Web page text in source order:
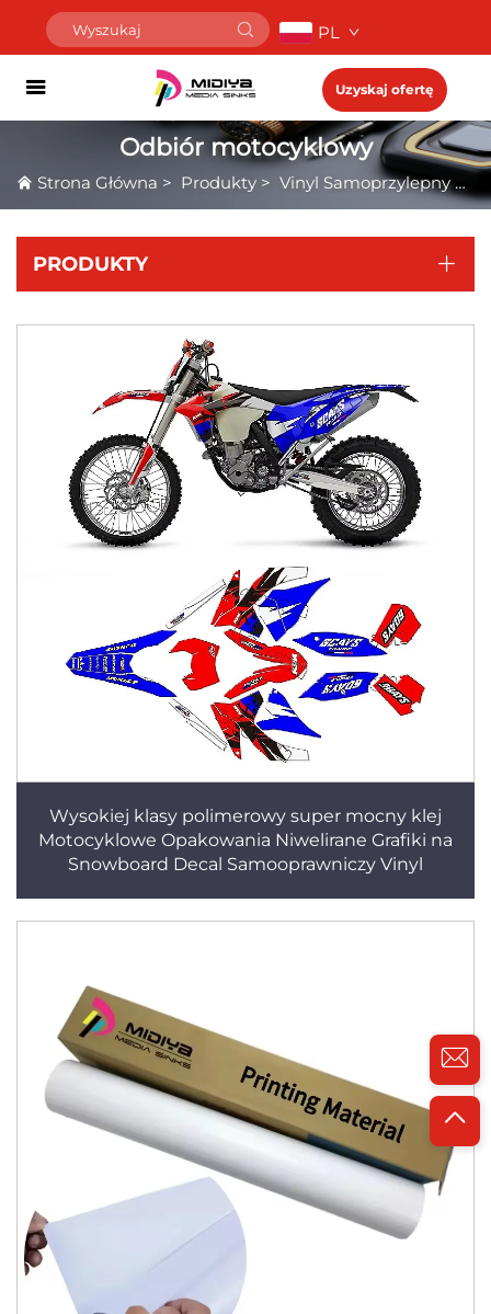
PL
Uzyskaj ofertę
Odbiór motocyklowy
Strona Główna > Produkty > Vinyl Samoprzylepny>
PRODUKTY
Wysokiej klasy polimerowy super mocny klej
Motocyklowe Opakowania Niwelirane Grafiki na
Snowboard Decal Samooprawniczy Vinyl